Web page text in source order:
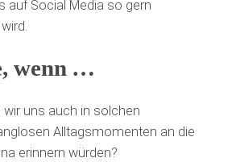
auf Social Media so gern
wenn …
wir uns auch in solchen
Alltagsmomenten an die
erinnern würden?